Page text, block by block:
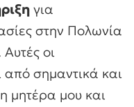
για
στην Πολωνία
Αυτές οι
από σημαντικά και
μητέρα μου και